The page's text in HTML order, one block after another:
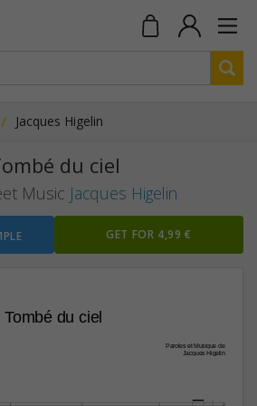
Jacques Higelin
du ciel
Music Jacques Higelin
GET FOR 4,99 €
Tombé du ciel
Paroles et Musique de
Jacques Higelin